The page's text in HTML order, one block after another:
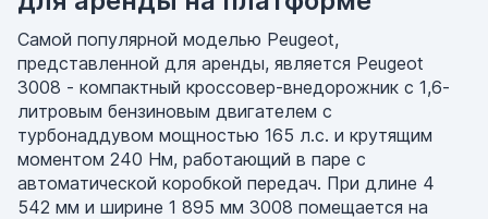
Самой популярной моделью Peugeot,
представленной для аренды, является Peugeot
3008 - компактный кроссовер-внедорожник с 1,6-
литровым бензиновым двигателем с
турбонаддувом мощностью 165 л.с. и крутящим
моментом 240 Нм, работающий в паре с
автоматической коробкой передач. При длине 4
542 мм и ширине 1 895 мм 3008 помещается на